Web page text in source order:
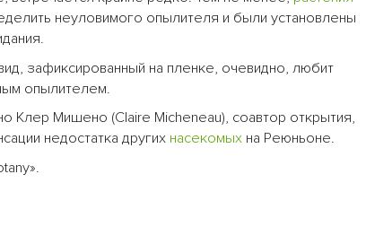
неуловимого опылителя и были установлены
зафиксированный на пленке, очевидно, любит
опылителем.
Клер Мишено (Claire Micheneau), соавтор открытия,
недостатка других насекомых на Реюньоне.